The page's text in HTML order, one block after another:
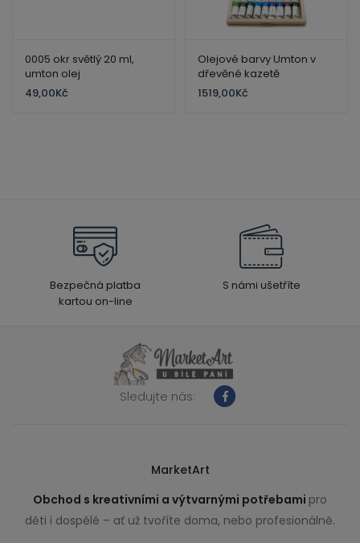
0005 okr světlý 20 ml,
umton olej
49,00Kč
Olejové barvy Umton v
dřevěné kazetě
1519,00Kč
Bezpečná platba
kartou on-line
S námi ušetříte
Sledujte nás:
MarketArt
Obchod s kreativními a výtvarnými potřebami pro
děti i dospělé – ať už tvoříte doma, nebo profesionálně.